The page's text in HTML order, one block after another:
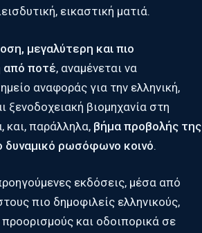
εικαστική ματιά.
μεγαλύτερη και πιο
από ποτέ, αναμένεται να
αναφοράς για την ελληνική,
ξενοδοχειακή βιομηχανία στη
και, παράλληλα, βήμα προβολής της
ρωσόφωνο κοινό.
εκδόσεις, μέσα από
πιο δημοφιλείς ελληνικούς,
προορισμούς και οδοιπορικά σε